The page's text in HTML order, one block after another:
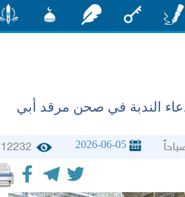
الندبة في صحن مرقد أبي
2026-06-05
12232